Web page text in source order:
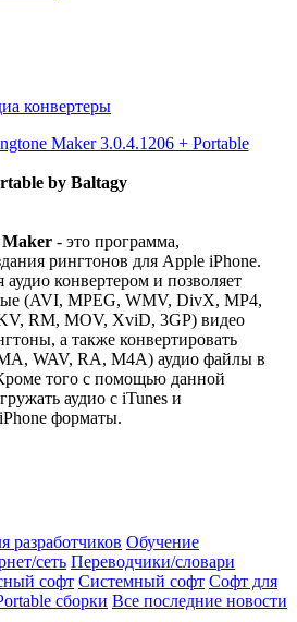
конвертеры
by Baltagy
Maker - это программа,
рингтонов для Apple iPhone.
аудио конвертером и позволяет
(AVI, MPEG, WMV, DivX, MP4,
RM, MOV, XviD, 3GP) видео
а также конвертировать
WAV, RA, M4A) аудио файлы в
того с помощью данной
аудио с iTunes и
форматы.
разработчиков Обучение
сеть Переводчики/словари
софт Системный софт Софт для
сборки Все последние новости